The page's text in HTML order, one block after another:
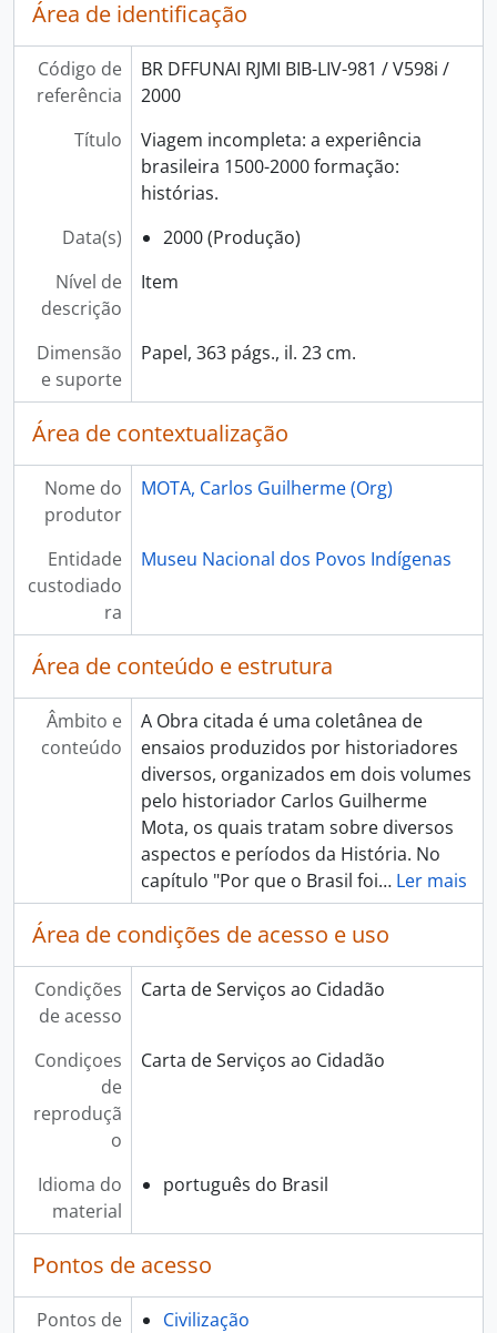
Área de identificação
Código de
referência
BR DFFUNAI RJMI BIB-LIV-981 / V598i /
2000
Título
Viagem incompleta: a experiência
brasileira 1500-2000 formação:
histórias.
Data(s)
2000 (Produção)
Nível de
descrição
Item
Dimensão
e suporte
Papel, 363 págs., il. 23 cm.
Área de contextualização
Nome do
produtor
MOTA, Carlos Guilherme (Org)
Entidade
custodiado
ra
Museu Nacional dos Povos Indígenas
Área de conteúdo e estrutura
Âmbito e
conteúdo
A Obra citada é uma coletânea de
ensaios produzidos por historiadores
diversos, organizados em dois volumes
pelo historiador Carlos Guilherme
Mota, os quais tratam sobre diversos
aspectos e períodos da História. No
capítulo "Por que o Brasil foi… Ler mais
Área de condições de acesso e uso
Condições
de acesso
Carta de Serviços ao Cidadão
Condiçoes
de
reproduçã
o
Carta de Serviços ao Cidadão
Idioma do
material
português do Brasil
Pontos de acesso
Pontos de
Civilização